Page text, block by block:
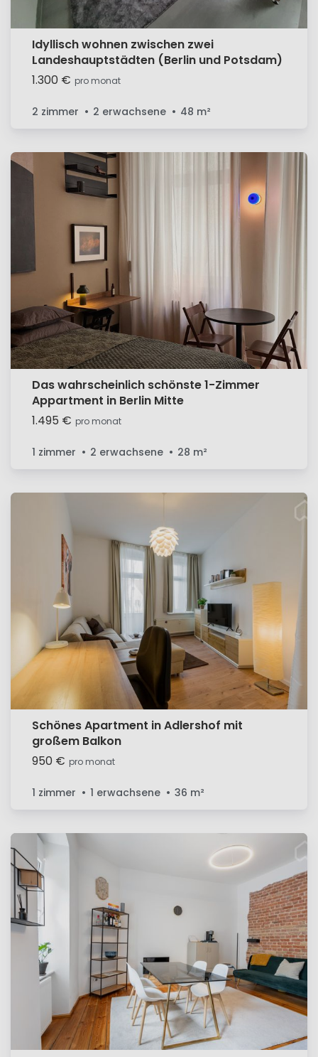
Idyllisch wohnen zwischen zwei
Landeshauptstädten (Berlin und Potsdam)
1.300 € pro monat
2 zimmer 2 erwachsene 48 m²
Das wahrscheinlich schönste 1-Zimmer
Appartment in Berlin Mitte
1.495 € pro monat
1 zimmer 2 erwachsene 28 m²
Schönes Apartment in Adlershof mit
großem Balkon
950 € pro monat
1 zimmer 1 erwachsene 36 m²